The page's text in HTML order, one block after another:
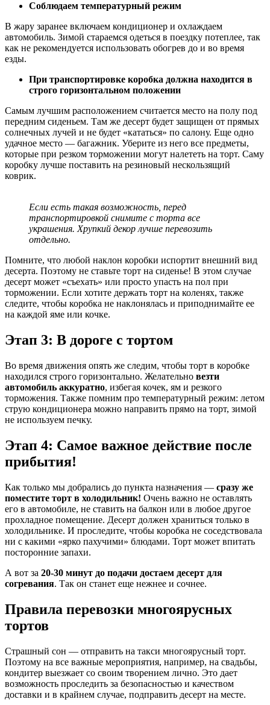
Соблюдаем температурный режим
В жару заранее включаем кондиционер и охлаждаем
автомобиль. Зимой стараемся одеться в поездку потеплее, так
как не рекомендуется использовать обогрев до и во время
езды.
При транспортировке коробка должна находится в
строго горизонтальном положении
Самым лучшим расположением считается место на полу под
передним сиденьем. Там же десерт будет защищен от прямых
солнечных лучей и не будет «кататься» по салону. Еще одно
удачное место — багажник. Уберите из него все предметы,
которые при резком торможении могут налететь на торт. Саму
коробку лучше поставить на резиновый нескользящий
коврик.
Если есть такая возможность, перед
транспортировкой снимите с торта все
украшения. Хрупкий декор лучше перевозить
отдельно.
Помните, что любой наклон коробки испортит внешний вид
десерта. Поэтому не ставьте торт на сиденье! В этом случае
десерт может «съехать» или просто упасть на пол при
торможении. Если хотите держать торт на коленях, также
следите, чтобы коробка не наклонялась и приподнимайте ее
на каждой яме или кочке.
Этап 3: В дороге с тортом
Во время движения опять же следим, чтобы торт в коробке
находился строго горизонтально. Желательно везти
автомобиль аккуратно, избегая кочек, ям и резкого
торможения. Также помним про температурный режим: летом
струю кондиционера можно направить прямо на торт, зимой
не используем печку.
Этап 4: Самое важное действие после
прибытия!
Как только мы добрались до пункта назначения — сразу же
поместите торт в холодильник! Очень важно не оставлять
его в автомобиле, не ставить на балкон или в любое другое
прохладное помещение. Десерт должен храниться только в
холодильнике. И проследите, чтобы коробка не соседствовала
ни с какими «ярко пахучими» блюдами. Торт может впитать
посторонние запахи.
А вот за 20-30 минут до подачи достаем десерт для
согревания. Так он станет еще нежнее и сочнее.
Правила перевозки многоярусных
тортов
Страшный сон — отправить на такси многоярусный торт.
Поэтому на все важные мероприятия, например, на свадьбы,
кондитер выезжает со своим творением лично. Это дает
возможность проследить за безопасностью и качеством
доставки и в крайнем случае, подправить десерт на месте.